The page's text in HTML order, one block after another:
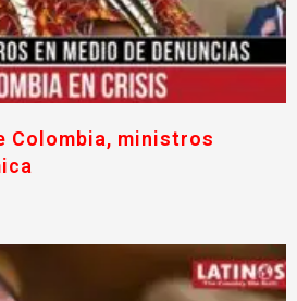
Colombia, ministros